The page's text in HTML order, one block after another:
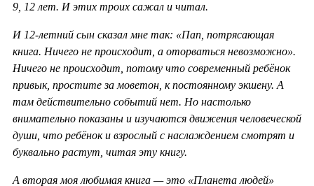
9, 12 лет. И этих троих сажал и читал.
И 12-летний сын сказал мне так: «Пап, потрясающая
книга. Ничего не происходит, а оторваться невозможно».
Ничего не происходит, потому что современный ребёнок
привык, простите за моветон, к постоянному экшену. А
там действительно событий нет. Но настолько
внимательно показаны и изучаются движения человеческой
души, что ребёнок и взрослый с наслаждением смотрят и
буквально растут, читая эту книгу.
А вторая моя любимая книга — это «Планета людей»